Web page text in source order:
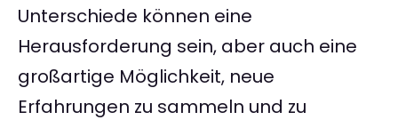
Unterschiede können eine
Herausforderung sein, aber auch eine
großartige Möglichkeit, neue
Erfahrungen zu sammeln und zu